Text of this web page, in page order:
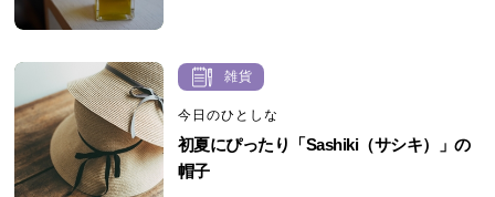
雑貨
今日のひとしな
初夏にぴったり「Sashiki（サシキ）」の
帽子